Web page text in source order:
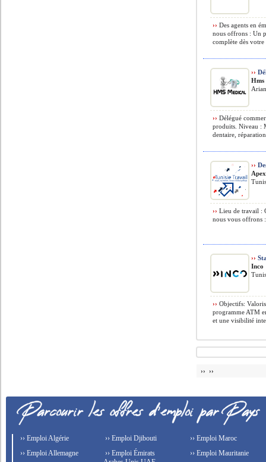
›› Des agents en
nous offrons : Un
complète dès
››
Hms
›› Délégué
produits. Niveau :
dentaire,
››
›› Lieu de travail :
nous vous offrons
››
Inco
›› Objectifs:
programme ATM
et une visibilité
›› ››
›› Emploi Algérie
›› Emploi Allemagne
›› Emploi Djibouti
›› Emploi Émirats
›› Emploi Maroc
›› Emploi Mauritanie